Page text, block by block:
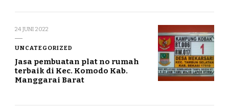
24 JUNI 2022
UNCATEGORIZED
Jasa pembuatan plat no rumah
terbaik di Kec. Komodo Kab.
Manggarai Barat